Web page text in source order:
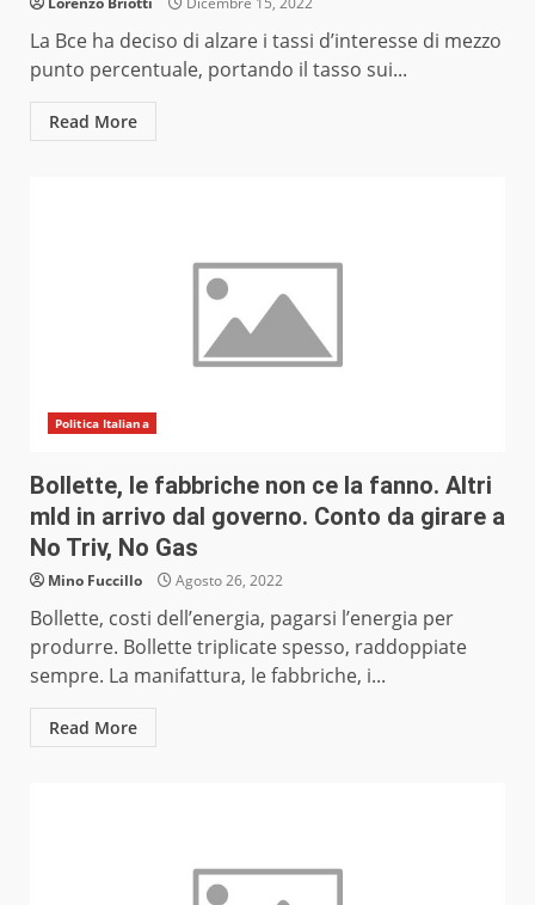
La Bce ha deciso di alzare i tassi d’interesse di mezzo
punto percentuale, portando il tasso sui...
Read More
Politica Italiana
Bollette, le fabbriche non ce la fanno. Altri
mld in arrivo dal governo. Conto da girare a
No Triv, No Gas
Mino Fuccillo Agosto 26, 2022
Bollette, costi dell’energia, pagarsi l’energia per
produrre. Bollette triplicate spesso, raddoppiate
sempre. La manifattura, le fabbriche, i...
Read More